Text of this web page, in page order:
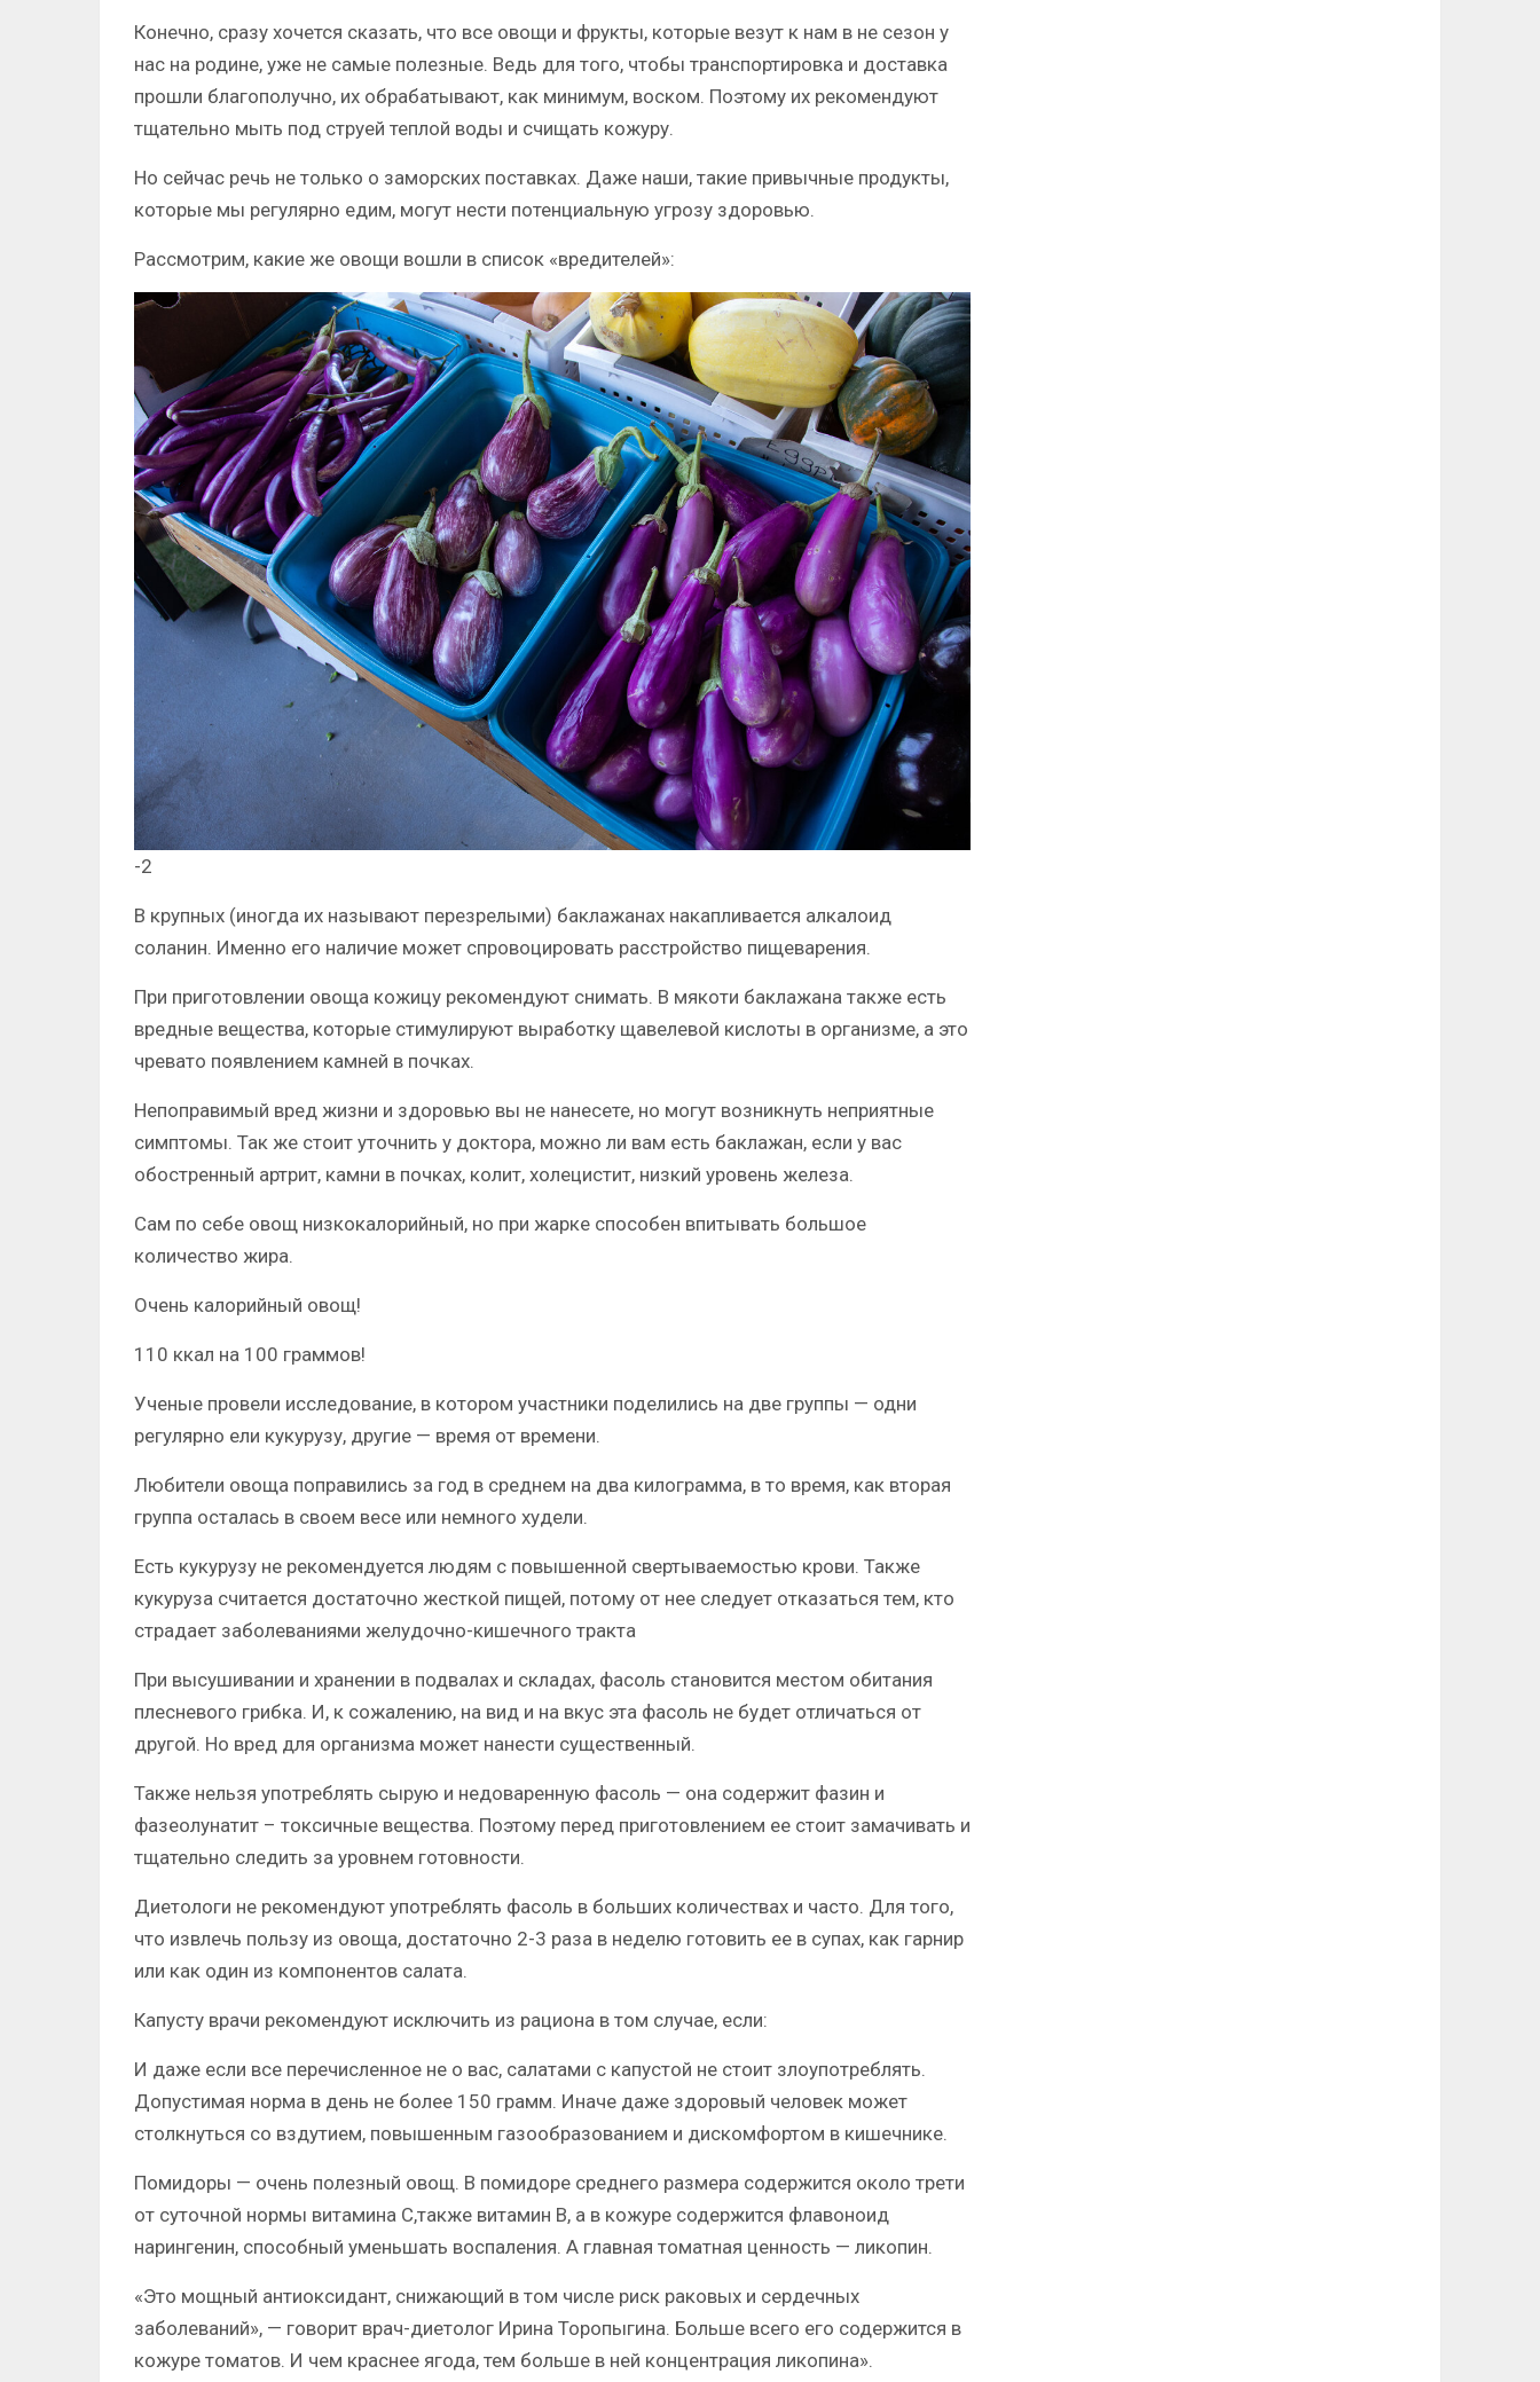
Конечно, сразу хочется сказать, что все овощи и фрукты, которые везут к нам в не сезон у
нас на родине, уже не самые полезные. Ведь для того, чтобы транспортировка и доставка
прошли благополучно, их обрабатывают, как минимум, воском. Поэтому их рекомендуют
тщательно мыть под струей теплой воды и счищать кожуру.
Но сейчас речь не только о заморских поставках. Даже наши, такие привычные продукты,
которые мы регулярно едим, могут нести потенциальную угрозу здоровью.
Рассмотрим, какие же овощи вошли в список «вредителей»:
-2
В крупных (иногда их называют перезрелыми) баклажанах накапливается алкалоид
соланин. Именно его наличие может спровоцировать расстройство пищеварения.
При приготовлении овоща кожицу рекомендуют снимать. В мякоти баклажана также есть
вредные вещества, которые стимулируют выработку щавелевой кислоты в организме, а это
чревато появлением камней в почках.
Непоправимый вред жизни и здоровью вы не нанесете, но могут возникнуть неприятные
симптомы. Так же стоит уточнить у доктора, можно ли вам есть баклажан, если у вас
обостренный артрит, камни в почках, колит, холецистит, низкий уровень железа.
Сам по себе овощ низкокалорийный, но при жарке способен впитывать большое
количество жира.
Очень калорийный овощ!
110 ккал на 100 граммов!
Ученые провели исследование, в котором участники поделились на две группы — одни
регулярно ели кукурузу, другие — время от времени.
Любители овоща поправились за год в среднем на два килограмма, в то время, как вторая
группа осталась в своем весе или немного худели.
Есть кукурузу не рекомендуется людям с повышенной свертываемостью крови. Также
кукуруза считается достаточно жесткой пищей, потому от нее следует отказаться тем, кто
страдает заболеваниями желудочно-кишечного тракта
При высушивании и хранении в подвалах и складах, фасоль становится местом обитания
плесневого грибка. И, к сожалению, на вид и на вкус эта фасоль не будет отличаться от
другой. Но вред для организма может нанести существенный.
Также нельзя употреблять сырую и недоваренную фасоль — она содержит фазин и
фазеолунатит – токсичные вещества. Поэтому перед приготовлением ее стоит замачивать и
тщательно следить за уровнем готовности.
Диетологи не рекомендуют употреблять фасоль в больших количествах и часто. Для того,
что извлечь пользу из овоща, достаточно 2-3 раза в неделю готовить ее в супах, как гарнир
или как один из компонентов салата.
Капусту врачи рекомендуют исключить из рациона в том случае, если:
И даже если все перечисленное не о вас, салатами с капустой не стоит злоупотреблять.
Допустимая норма в день не более 150 грамм. Иначе даже здоровый человек может
столкнуться со вздутием, повышенным газообразованием и дискомфортом в кишечнике.
Помидоры — очень полезный овощ. В помидоре среднего размера содержится около трети
от суточной нормы витамина С,также витамин В, а в кожуре содержится флавоноид
нарингенин, способный уменьшать воспаления. А главная томатная ценность — ликопин.
«Это мощный антиоксидант, снижающий в том числе риск раковых и сердечных
заболеваний», — говорит врач-диетолог Ирина Торопыгина. Больше всего его содержится в
кожуре томатов. И чем краснее ягода, тем больше в ней концентрация ликопина».